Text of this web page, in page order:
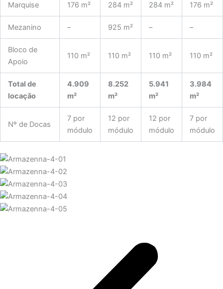
Marquise 176 m² 284 m² 284 m² 176 m²
Mezanino – 925 m² – –
Bloco de
Apoio
110 m² 110 m² 110 m² 110 m²
Total de
locação
4.909
m²
8.252
m²
5.941
m²
3.984
m²
Nº de Docas
7 por
módulo
12 por
módulo
12 por
módulo
7 por
módulo